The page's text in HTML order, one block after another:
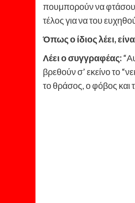
πουμπορούν να
τέλος για να του
Όπως ο ίδιος λέει,
Λέει ο συγγραφέας:
βρεθούν σ’ εκείνο το
το θράσος, ο φόβος και